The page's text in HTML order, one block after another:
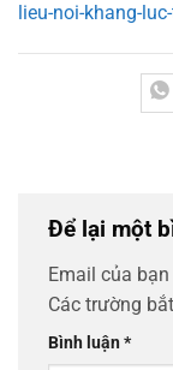
lieu-noi-khang-
Để lại một
Email của
Các trường
Bình luận*